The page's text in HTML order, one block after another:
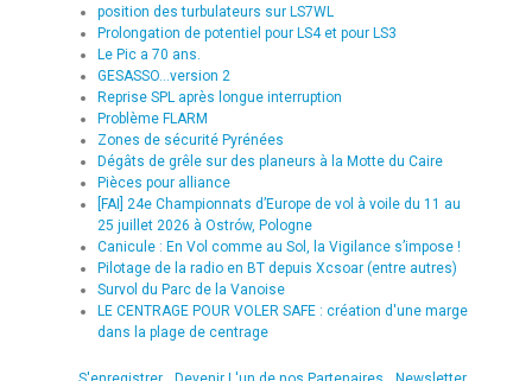
position des turbulateurs sur LS7WL
Prolongation de potentiel pour LS4 et pour LS3
Le Pic a 70 ans.
GESASSO...version 2
Reprise SPL après longue interruption
Problème FLARM
Zones de sécurité Pyrénées
Dégâts de grêle sur des planeurs à la Motte du Caire
Pièces pour alliance
[FAI] 24e Championnats d’Europe de vol à voile du 11 au
25 juillet 2026 à Ostrów, Pologne
Canicule : En Vol comme au Sol, la Vigilance s’impose !
Pilotage de la radio en BT depuis Xcsoar (entre autres)
Survol du Parc de la Vanoise
LE CENTRAGE POUR VOLER SAFE : création d'une marge
dans la plage de centrage